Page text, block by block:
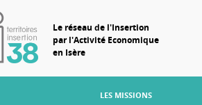
Le réseau de l'Insertion
par l'Activité Economique
en Isère
LES MISSIONS